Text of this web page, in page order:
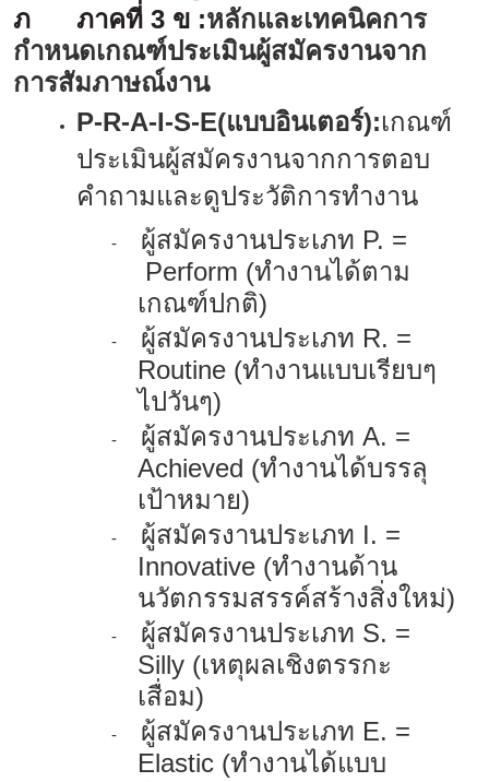
ภ ภาคที่ 3 ข :หลักและเทคนิคการ
กำหนดเกณฑ์ประเมินผู้สมัครงานจาก
การสัมภาษณ์งาน
P-R-A-I-S-E(แบบอินเตอร์):เกณฑ์
ประเมินผู้สมัครงานจากการตอบ
คำถามและดูประวัติการทำงาน
- ผู้สมัครงานประเภท P. =
Perform (ทำงานได้ตาม
เกณฑ์ปกติ)
- ผู้สมัครงานประเภท R. =
Routine (ทำงานแบบเรียบๆ
ไปวันๆ)
- ผู้สมัครงานประเภท A. =
Achieved (ทำงานได้บรรลุ
เป้าหมาย)
- ผู้สมัครงานประเภท I. =
Innovative (ทำงานด้าน
นวัตกรรมสรรค์สร้างสิ่งใหม่)
- ผู้สมัครงานประเภท S. =
Silly (เหตุผลเชิงตรรกะ
เสื่อม)
- ผู้สมัครงานประเภท E. =
Elastic (ทำงานได้แบบ